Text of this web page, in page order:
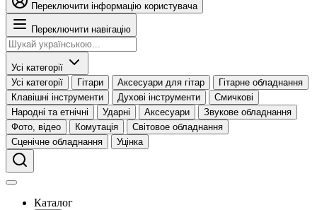
Переключити інформацію користувача
Переключити навігацію
Усі категорії
Усі категорії
Гітари Аксесуари для гітар
Гітарне обладнання
Клавішні інструменти
Духові інструменти
Смичкові
Народні та етнічні
Ударні Аксесуари
Звукове обладнання
Фото, відео
Комутація
Світовое обладнання
Сценічне обладнання
Уцінка
Каталог